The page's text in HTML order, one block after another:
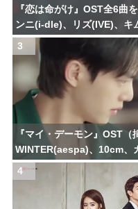
『恋は命がけ』OST全6曲
ンニ(i-dle)、リズ(IVE)、キ
3
『マイ・デーモン』OST
WINTER(aespa)、10cm、
4